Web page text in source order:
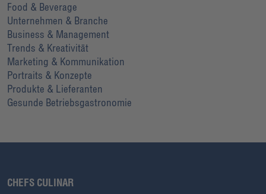
Food & Beverage
Unternehmen & Branche
Business & Management
Trends & Kreativität
Marketing & Kommunikation
Portraits & Konzepte
Produkte & Lieferanten
Gesunde Betriebsgastronomie
CHEFS CULINAR